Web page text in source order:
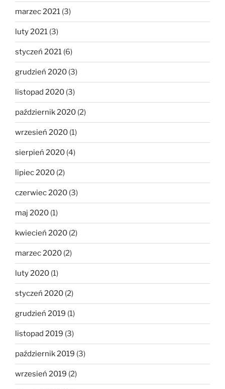
marzec 2021 (3)
luty 2021 (3)
styczeń 2021 (6)
grudzień 2020 (3)
listopad 2020 (3)
październik 2020 (2)
wrzesień 2020 (1)
sierpień 2020 (4)
lipiec 2020 (2)
czerwiec 2020 (3)
maj 2020 (1)
kwiecień 2020 (2)
marzec 2020 (2)
luty 2020 (1)
styczeń 2020 (2)
grudzień 2019 (1)
listopad 2019 (3)
październik 2019 (3)
wrzesień 2019 (2)